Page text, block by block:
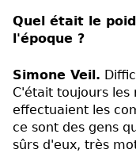
Quel était le
l'époque ?
Simone Veil.
C'était toujours les
effectuaient les
ce sont des gens
sûrs d'eux, très